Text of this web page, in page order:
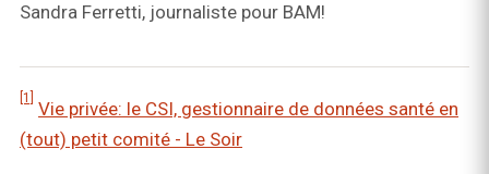
Sandra Ferretti, journaliste pour BAM!
[1]
Vie privée: le CSI, gestionnaire de données santé en
(tout) petit comité - Le Soir